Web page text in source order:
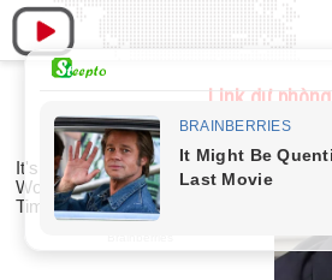
Link dự phòng